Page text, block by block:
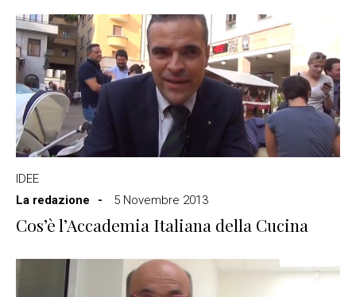
IDEE
La redazione
5 Novembre 2013
Cos’è l’Accademia Italiana della Cucina